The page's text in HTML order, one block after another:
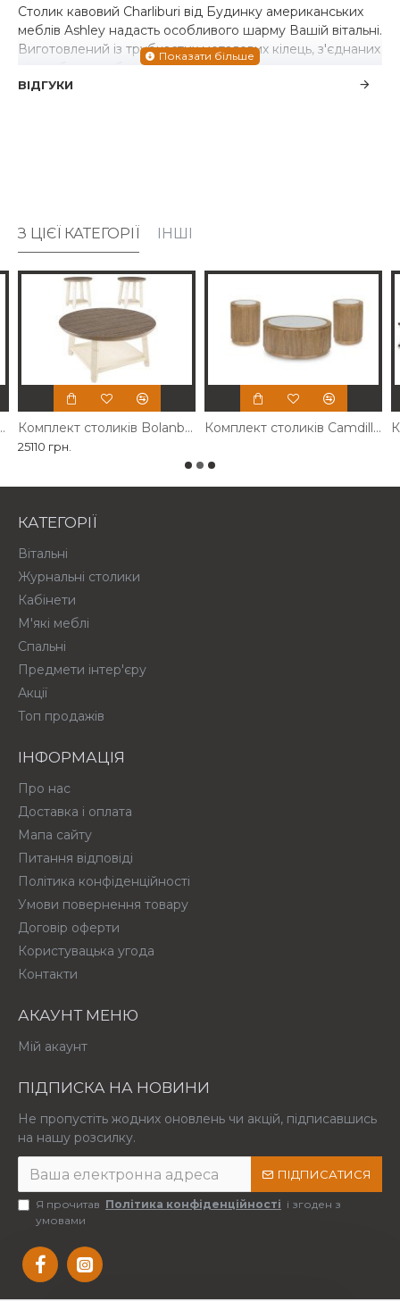
Столик кавовий Charliburi від Будинку американських
меблів Ashley надасть особливого шарму Вашій вітальні.
Виготовлений із трубчастих металевих кілець, з'єднаних
між собою та оброблених чорною сталлю.
ВІДГУКИ
З ЦІЄЇ КАТЕГОРІЇ ІНШІ
Ashley Комплект столиків Bolanbrook Ashley
25110 грн.
Комплект столиків Camdill Ashley
КАТЕГОРІЇ
Вітальні
Журнальні столики
Кабінети
М'які меблі
Спальні
Предмети інтер'єру
Акції
Топ продажів
ІНФОРМАЦІЯ
Про нас
Доставка і оплата
Мапа сайту
Питання відповіді
Політика конфіденційності
Умови повернення товару
Договір оферти
Користувацька угода
Контакти
АКАУНТ МЕНЮ
Мій акаунт
ПІДПИСКА НА НОВИНИ
Не пропустіть жодних оновлень чи акцій, підписавшись
на нашу розсилку.
ПІДПИСАТИСЯ
Я прочитав Політика конфіденційності і згоден з
умовами